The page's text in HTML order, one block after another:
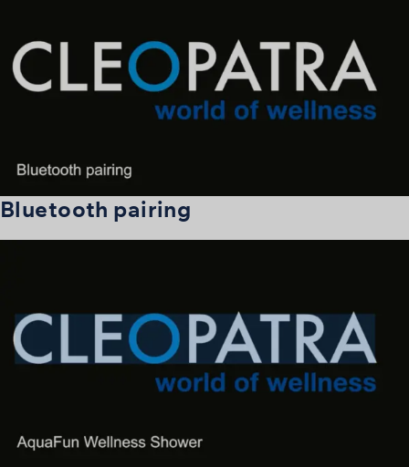
Bluetooth pairing